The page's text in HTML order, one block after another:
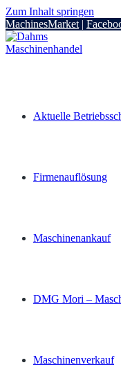
Zum Inhalt springen
MachinesMarket |
Aktuelle
Firmenauflösung
Maschinenankauf
DMG Mori –
Maschinenverkauf